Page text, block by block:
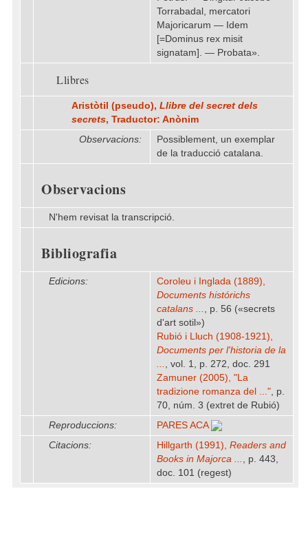
Torrabadal, mercatori
Majoricarum — Idem
[=Dominus rex misit
signatam]. — Probata».
Llibres
Aristòtil (pseudo), Llibre del secret dels
secrets, Traductor: Anònim
Observacions:
Possiblement, un exemplar
de la traducció catalana.
Observacions
N'hem revisat la transcripció.
Bibliografia
Edicions:
Coroleu i Inglada (1889),
Documents histórichs
catalans ... , p. 56 («secrets
d'art sotil»)
Rubió i Lluch (1908-1921),
Documents per l'historia de la
... , vol. 1, p. 272, doc. 291
Zamuner (2005), "La
tradizione romanza del ...", p.
70, núm. 3 (extret de Rubió)
Reproduccions:
PARES ACA
Citacions:
Hillgarth (1991), Readers and
Books in Majorca ... , p. 443,
doc. 101 (regest)